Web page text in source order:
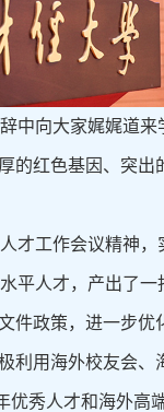
中向大家娓娓道
的红色基因、突出
才工作会议精神
平人才，产出了
件政策，进一步优
利用海外校友会、
优秀人才和海外高